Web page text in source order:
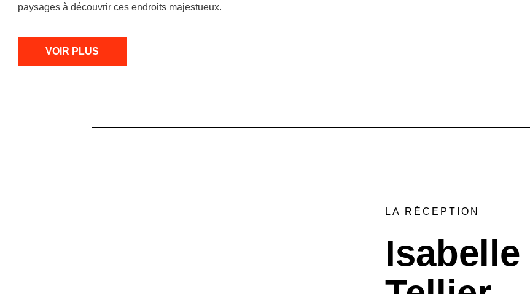
paysages à découvrir ces endroits majestueux.
VOIR PLUS
LA RÉCEPTION
Isabelle